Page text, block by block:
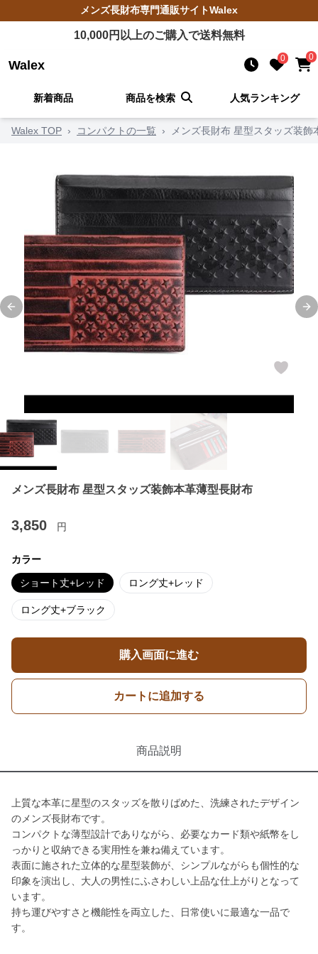
メンズ長財布専門通販サイトWalex
10,000円以上のご購入で送料無料
Walex 0 0
新着商品 商品を検索 人気ランキング
Walex TOP › コンパクトの一覧 › メンズ長財布 星型スタッズ装飾
Previous slide
メンズ長財布 星型スタッズ装飾本革薄型長財布
3,850 円
カラー
ショート丈+レッド ロング丈+レッド
ロング丈+ブラック
購入画面に進む
カートに追加する
商品説明
上質な本革に星型のスタッズを散りばめた、洗練されたデザイン
のメンズ長財布です。
コンパクトな薄型設計でありながら、必要なカード類や紙幣をし
っかりと収納できる実用性を兼ね備えています。
表面に施された立体的な星型装飾が、シンプルながらも個性的な
印象を演出し、大人の男性にふさわしい上品な仕上がりとなって
います。
持ち運びやすさと機能性を両立した、日常使いに最適な一品で
す。